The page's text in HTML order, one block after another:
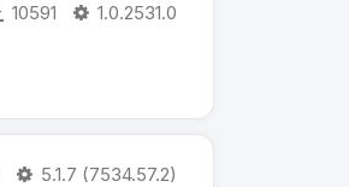
10591 1.0.2531.0
5.1.7 (7534.57.2)